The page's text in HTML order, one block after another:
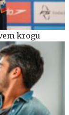
krogu